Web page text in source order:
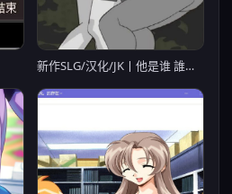
新作SLG/汉化/JK丨他是谁 誰ぞ彼 【20251229】